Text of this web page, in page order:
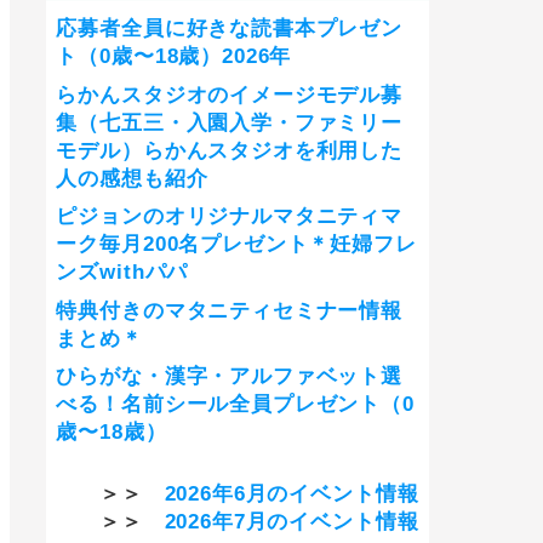
応募者全員に好きな読書本プレゼン
ト（0歳〜18歳）2026年
らかんスタジオのイメージモデル募
集（七五三・入園入学・ファミリー
モデル）らかんスタジオを利用した
人の感想も紹介
ピジョンのオリジナルマタニティマ
ーク毎月200名プレゼント＊妊婦フレ
ンズwithパパ
特典付きのマタニティセミナー情報
まとめ＊
ひらがな・漢字・アルファベット選
べる！名前シール全員プレゼント（0
歳〜18歳）
＞＞ 2026年6月のイベント情報
＞＞ 2026年7月のイベント情報